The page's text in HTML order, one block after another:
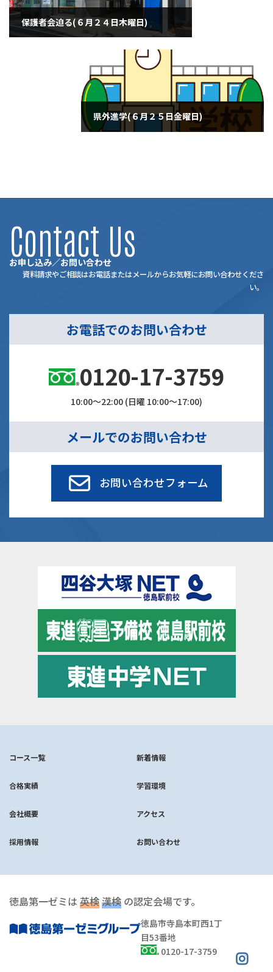
保護者会迫る(６月２４日木曜日)
県外進学(６月２５日金曜日)
お申し込み／お問い合わせ
Contact Us
資料請求やご相談はお電話またはメールからお気軽にお問い合わせくださ
い。
お電話でのお問い合わせ
0120-17-3759
10:00～22:00 (日曜 10:00～17:00)
メールでのお問い合わせ
お問い合わせフォーム
コース一覧 新着情報
合格実績 学習環境
会社概要 アクセス
採用情報 お問い合わせ
徳島第一ゼミは 英検漢検 の認定会場です。
徳島市寺島本町西1丁
目53番地
0120-17-3759